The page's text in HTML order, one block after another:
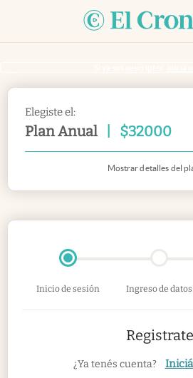
Elegiste el:
Plan Anual $32000
Mostrar detalles del
Inicio de sesión Ingreso de datos
Registrate
¿Ya tenés cuenta?